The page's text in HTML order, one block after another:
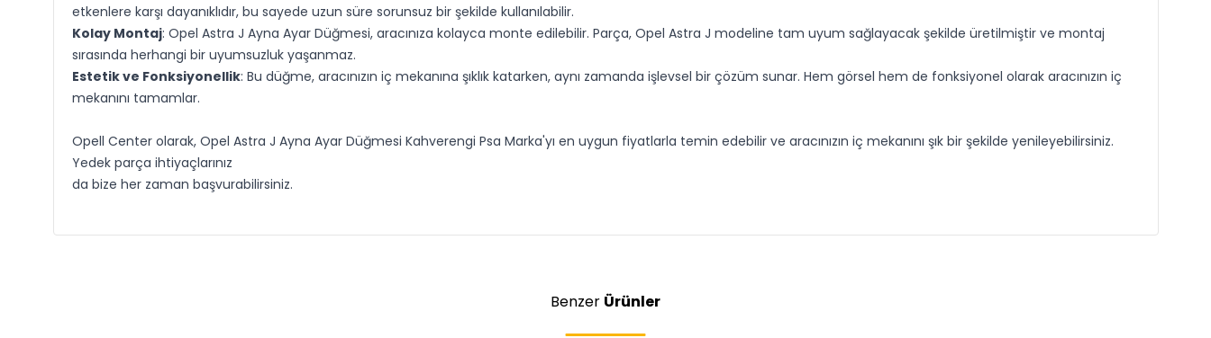
etkenlere karşı dayanıklıdır, bu sayede uzun süre sorunsuz bir şekilde kullanılabilir.
Kolay Montaj: Opel Astra J Ayna Ayar Düğmesi, aracınıza kolayca monte edilebilir. Parça, Opel Astra J modeline tam uyum sağlayacak şekilde üretilmiştir ve montaj
sırasında herhangi bir uyumsuzluk yaşanmaz.
Estetik ve Fonksiyonellik: Bu düğme, aracınızın iç mekanına şıklık katarken, aynı zamanda işlevsel bir çözüm sunar. Hem görsel hem de fonksiyonel olarak aracınızın iç
mekanını tamamlar.
Opell Center olarak, Opel Astra J Ayna Ayar Düğmesi Kahverengi Psa Marka'yı en uygun fiyatlarla temin edebilir ve aracınızın iç mekanını şık bir şekilde yenileyebilirsiniz.
Yedek parça ihtiyaçlarınız
da bize her zaman başvurabilirsiniz.
Benzer Ürünler